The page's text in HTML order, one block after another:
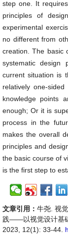
step one. It
principles of
experimental
no different from
creation. The basic
systematic design
current situation is
relatively one-
knowledge points
enough; Or it is
process in the
makes the overall
principles and
the basic course of
is the first step to
文章引用： 牛尧. 视
践——以视觉设计基
2023, 12(1): 33-44.